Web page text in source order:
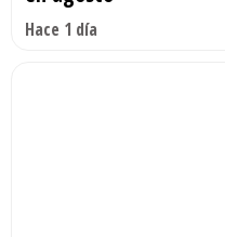
Hace 1 día